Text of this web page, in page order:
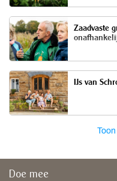
Zaadvaste
IJs van
Doe mee